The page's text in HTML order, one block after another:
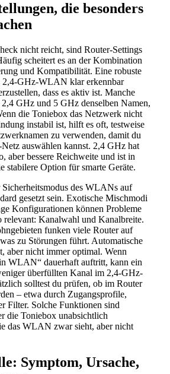
die besonders
nicht reicht, sind Router-Settings
scheitert es an der Kombination
und Kompatibilität. Eine robuste
2,4-GHz-WLAN klar erkennbar
dass es aktiv ist. Manche
GHz und 5 GHz denselben Namen,
die Toniebox das Netzwerk nicht
instabil ist, hilft es oft, testweise
zu verwenden, damit du
auswählen kannst. 2,4 GHz hat
aber bessere Reichweite und ist in
stabilere Option für smarte Geräte.
des WLANs auf
gesetzt sein. Exotische Mischmodi
Konfigurationen können Probleme
relevant: Kanalwahl und Kanalbreite.
funken viele Router auf
zu Störungen führt. Automatische
aber nicht immer optimal. Wenn
WLAN“ dauerhaft auftritt, kann ein
überfüllten Kanal im 2,4-GHz-
solltest du prüfen, ob im Router
– etwa durch Zugangsprofile,
Filter. Solche Funktionen sind
die Toniebox unabsichtlich
das WLAN zwar sieht, aber nicht
Symptom, Ursache,